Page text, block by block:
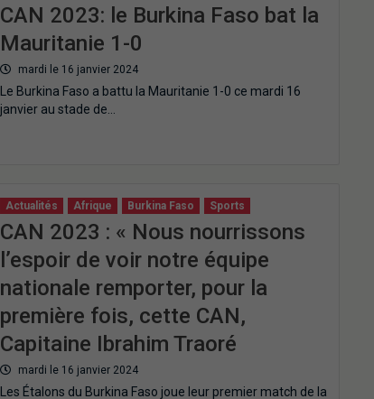
CAN 2023: le Burkina Faso bat la
Mauritanie 1-0
mardi le 16 janvier 2024
Le Burkina Faso a battu la Mauritanie 1-0 ce mardi 16
janvier au stade de…
Actualités Afrique Burkina Faso Sports
CAN 2023 : « Nous nourrissons
l’espoir de voir notre équipe
nationale remporter, pour la
première fois, cette CAN,
Capitaine Ibrahim Traoré
mardi le 16 janvier 2024
Les Étalons du Burkina Faso joue leur premier match de la